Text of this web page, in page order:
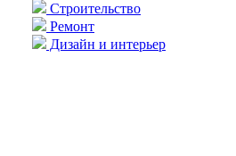
Строительство
Ремонт
Дизайн и интерьер